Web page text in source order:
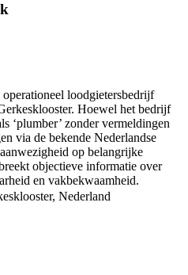
loodgietersbedrijf
Hoewel het bedrijf
‘plumber’ zonder vermeldingen
via de bekende Nederlandse
op belangrijke
objectieve informatie over
en vakbekwaamheid.
Nederland